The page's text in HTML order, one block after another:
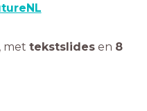
, met tekstslides en 8